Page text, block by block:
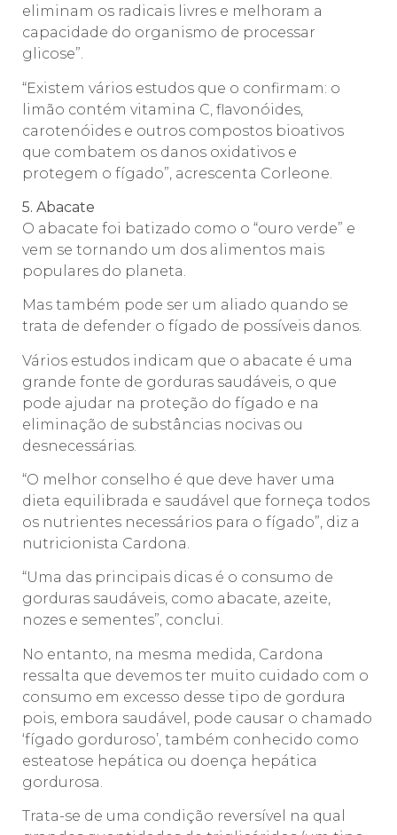
eliminam os radicais livres e melhoram a
capacidade do organismo de processar
glicose”.
“Existem vários estudos que o confirmam: o
limão contém vitamina C, flavonóides,
carotenóides e outros compostos bioativos
que combatem os danos oxidativos e
protegem o fígado”, acrescenta Corleone.
5. Abacate
O abacate foi batizado como o “ouro verde” e
vem se tornando um dos alimentos mais
populares do planeta.
Mas também pode ser um aliado quando se
trata de defender o fígado de possíveis danos.
Vários estudos indicam que o abacate é uma
grande fonte de gorduras saudáveis, o que
pode ajudar na proteção do fígado e na
eliminação de substâncias nocivas ou
desnecessárias.
“O melhor conselho é que deve haver uma
dieta equilibrada e saudável que forneça todos
os nutrientes necessários para o fígado”, diz a
nutricionista Cardona.
“Uma das principais dicas é o consumo de
gorduras saudáveis, como abacate, azeite,
nozes e sementes”, conclui.
No entanto, na mesma medida, Cardona
ressalta que devemos ter muito cuidado com o
consumo em excesso desse tipo de gordura
pois, embora saudável, pode causar o chamado
‘fígado gorduroso’, também conhecido como
esteatose hepática ou doença hepática
gordurosa.
Trata-se de uma condição reversível na qual